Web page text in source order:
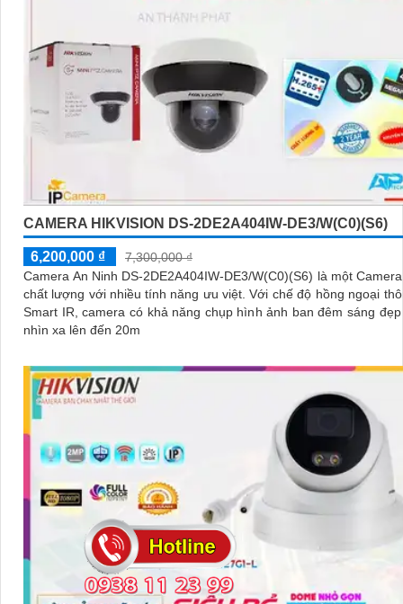
CAMERA HIKVISION DS-2DE2A404IW-DE3/W(C0)(S6)
6,200,000 ₫
7,300,000 ₫
Camera An Ninh DS-2DE2A404IW-DE3/W(C0)(S6) là một
chất lượng với nhiều tính năng ưu việt. Với chế độ hồng ngoại thông minh
Smart IR, camera có khả năng chụp hình ảnh ban đêm sáng
nhìn xa lên đến 20m